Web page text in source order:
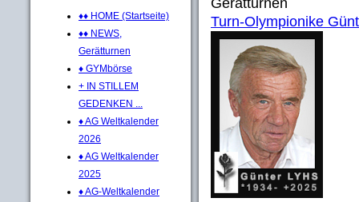
♦♦ HOME (Startseite)
♦♦ NEWS,
Gerätturnen
♦ GYMbörse
+ IN STILLEM
GEDENKEN ...
♦ AG Weltkalender
2026
♦ AG Weltkalender
2025
♦ AG-Weltkalender
Gerätturnen
Turn-Olympionike